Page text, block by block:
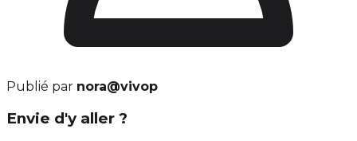
Publié par nora@vivop
Envie d'y aller ?